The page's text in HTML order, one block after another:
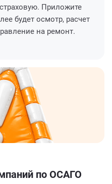
Приложите
будет осмотр, расчет
на ремонт.
по ОСАГО